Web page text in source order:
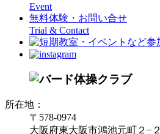
Event
無料体験・お問い合せ
Trial & Contact
所在地：
〒578-0974
大阪府東大阪市鴻池元町２−２